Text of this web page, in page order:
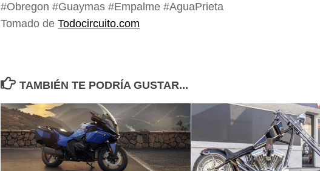
#Obregon #Guaymas #Empalme #AguaPrieta
Tomado de Todocircuito.com
TAMBIÉN TE PODRÍA GUSTAR...